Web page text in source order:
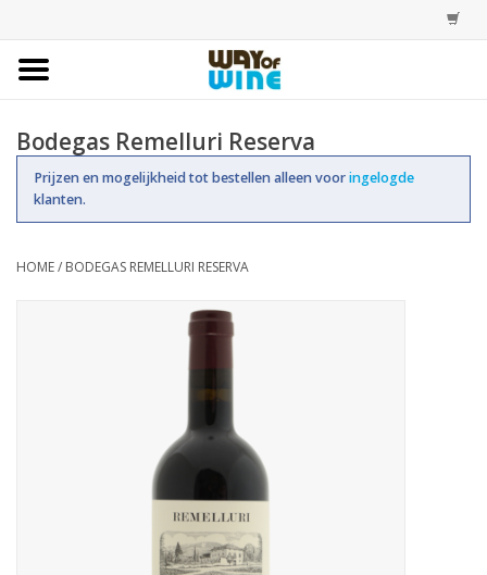
Bestellingen
Assortiment
Bodegas Remelluri Reserva
Prijzen en mogelijkheid tot bestellen alleen vooringelogde
klanten.
HOME/ BODEGAS REMELLURI RESERVA